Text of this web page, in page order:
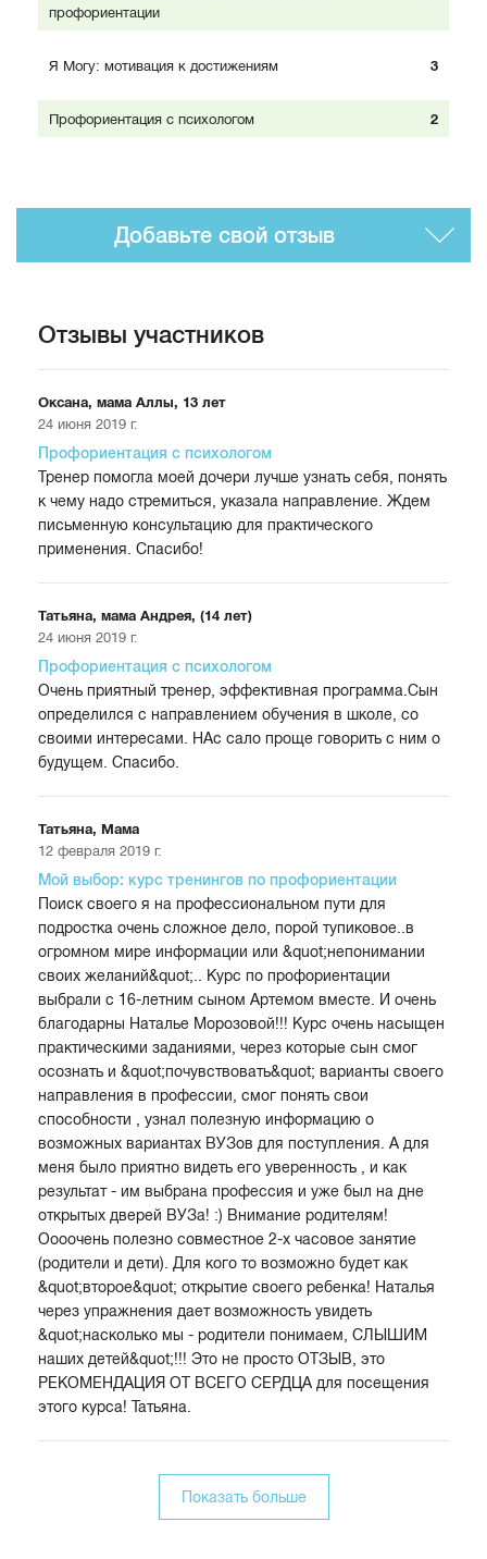
профориентации
Я Могу: мотивация к достижениям 3
Профориентация с психологом 2
Добавьте свой отзыв
Отзывы участников
Оксана, мама Аллы, 13 лет
24 июня 2019 г.
Профориентация с психологом
Тренер помогла моей дочери лучше узнать себя, понять
к чему надо стремиться, указала направление. Ждем
письменную консультацию для практического
применения. Спасибо!
Татьяна, мама Андрея, (14 лет)
24 июня 2019 г.
Профориентация с психологом
Очень приятный тренер, эффективная программа.Сын
определился с направлением обучения в школе, со
своими интересами. НАс сало проще говорить с ним о
будущем. Спасибо.
Татьяна, Мама
12 февраля 2019 г.
Мой выбор: курс тренингов по профориентации
Поиск своего я на профессиональном пути для
подростка очень сложное дело, порой тупиковое..в
огромном мире информации или &quot;непонимании
своих желаний&quot;.. Курс по профориентации
выбрали с 16-летним сыном Артемом вместе. И очень
благодарны Наталье Морозовой!!! Курс очень насыщен
практическими заданиями, через которые сын смог
осознать и &quot;почувствовать&quot; варианты своего
направления в профессии, смог понять свои
способности , узнал полезную информацию о
возможных вариантах ВУЗов для поступления. А для
меня было приятно видеть его уверенность , и как
результат - им выбрана профессия и уже был на дне
открытых дверей ВУЗа! :) Внимание родителям!
Оооочень полезно совместное 2-х часовое занятие
(родители и дети). Для кого то возможно будет как
&quot;второе&quot; открытие своего ребенка! Наталья
через упражнения дает возможность увидеть
&quot;насколько мы - родители понимаем, СЛЫШИМ
наших детей&quot;!!! Это не просто ОТЗЫВ, это
РЕКОМЕНДАЦИЯ ОТ ВСЕГО СЕРДЦА для посещения
этого курса! Татьяна.
Показать больше